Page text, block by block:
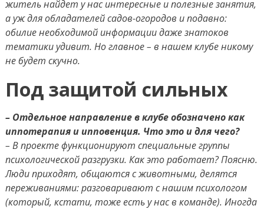
житель найдет у нас интересные и полезные занятия,
а уж для обладателей садов-огородов и подавно:
обилие необходимой информации даже знатоков
тематики удивит. Но главное – в нашем клубе никому
не будет скучно.
Под защитой сильных
– Отдельное направление в клубе обозначено как
иппотерапия и ипповенция. Что это и для чего?
– В проекте функционируют специальные группы
психологической разгрузки. Как это работает? Поясню.
Люди приходят, общаются с животными, делятся
переживаниями: разговаривают с нашим психологом
(который, кстати, тоже есть у нас в команде). Иногда